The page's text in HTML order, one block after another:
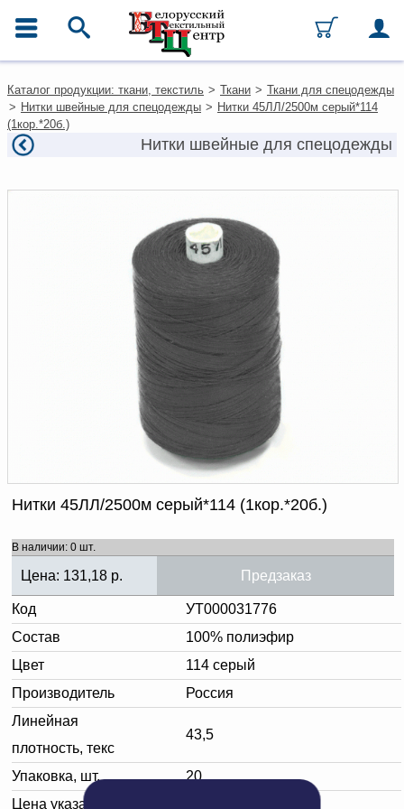
Каталог
Ткани
Домашний текстиль
Одежда
Текстиль для ресторанов и
Текстильная галантерея и
Условия работы
Оплата и доставка
Как оформить заказ
Документы по работе с
персональными данными
Письмо руководителю
Вопросы и ответы
Каталог продукции: ткани, текстиль > Ткани > Ткани для спецодежды
> Нитки швейные для спецодежды > Нитки 45ЛЛ/2500м серый*114
(1кор.*20б.)
Нитки швейные для спецодежды
Нитки 45ЛЛ/2500м серый*114 (1кор.*20б.)
В наличии: 0 шт.
Цена: 131,18 р. Предзаказ
Код
УТ000031776
Состав
100% полиэфир
Цвет
114 серый
Производитель
Россия
Линейная
плотность, текс
43,5
Упаковка, шт.
20
Цена указана за:
Добавить
в